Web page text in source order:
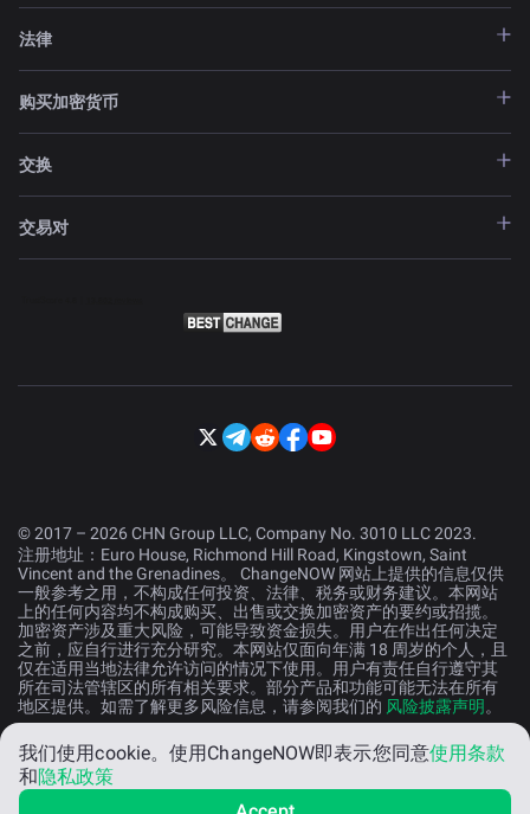
法律
购买加密货币
交换
交易对
© 2017 – 2026 CHN Group LLC, Company No. 3010 LLC 2023.
注册地址：Euro House, Richmond Hill Road, Kingstown, Saint
Vincent and the Grenadines。 ChangeNOW 网站上提供的信息仅供
一般参考之用，不构成任何投资、法律、税务或财务建议。本网站
上的任何内容均不构成购买、出售或交换加密资产的要约或招揽。
加密资产涉及重大风险，可能导致资金损失。用户在作出任何决定
之前，应自行进行充分研究。本网站仅面向年满 18 周岁的个人，且
仅在适用当地法律允许访问的情况下使用。用户有责任自行遵守其
所在司法管辖区的所有相关要求。部分产品和功能可能无法在所有
地区提供。如需了解更多风险信息，请参阅我们的 风险披露声明。
中文 (中国）
我们使用cookie。使用ChangeNOW即表示您同意使用条款
和隐私政策